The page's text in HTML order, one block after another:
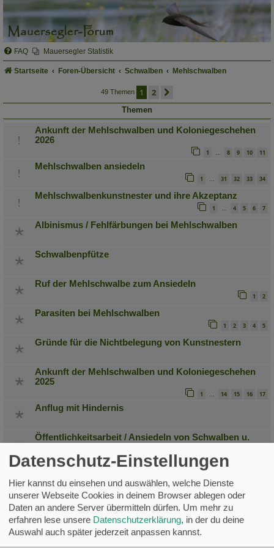
FAQ Mauersegler Statistik
Startseite Foren-Übersicht Schwalben Mehlschwalben
49 Themen 1 2
Themen
Ankunft der Mehlschwalben und Koloniegeschehen
2026
1 … 8 9 10 11
Mehlschwalben ansiedeln
1 31 32 33 34
Mehlschwalbenkunstnester und ihre Akzeptanz
1 4 5 6 7
Albinismus / Fehlfärbungen bei Mehlschwalben
Schwalbenpfütze
Ruf der Mehlschwalbe zum Ansiedeln
1 2
Parasiten bei Mehlschwalben
1 2 3 4 5
Gründe für die Nichtbelegung von Kunstnestern
Ankunft der Mehlschwalben und Koloniegeschehen
2025
1 14 15 16 17
Anflug mit Hindernis
Öffentlichkeitsarbeit / Ansiedeln von Schwalben u.
Lautstärke beim Locken?
Locken im Spätsommer?
Datenschutz-Einstellungen
Hier kannst du einsehen und auswählen, welche Dienste
unserer Webseite Cookies in deinem Browser ablegen oder
Daten an andere Server übermitteln dürfen. Um mehr zu
erfahren lese unsere Datenschutzerklärung, in der du deine
Auswahl auch später jederzeit anpassen kannst.